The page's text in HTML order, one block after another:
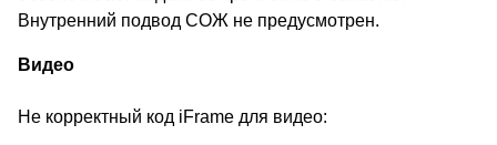
Внутренний подвод СОЖ не предусмотрен.
Видео
Не корректный код iFrame для видео: